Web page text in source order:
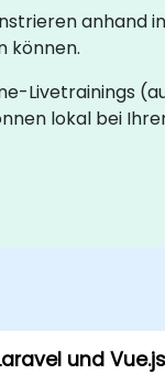
anhand
können.
Livetrainings
lokal bei
und Vue.js